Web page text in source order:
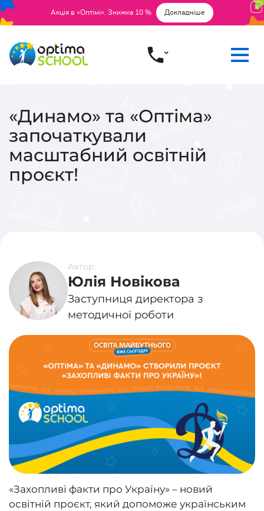
Акція в «Оптімі». Знижка 10 % Докладніше
«Динамо» та «Оптіма»
започаткували
масштабний освітній
проєкт!
Автор:
Юлія Новікова
Заступниця директора з
методичної роботи
«Захопливі факти про Україну» – новий
освітній проєкт, який допоможе українським